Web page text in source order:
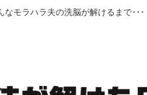
モラハラ夫の洗脳が解けるまで･･･